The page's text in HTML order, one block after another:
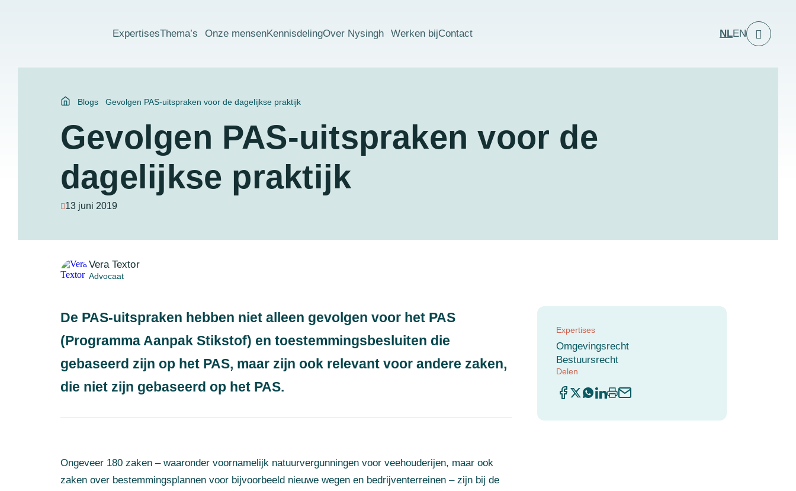
ExpertisesThema’s Onze mensenKennisdelingOver Nysingh Werken bijContact NLEN
Blogs Gevolgen PAS-uitspraken voor de dagelijkse praktijk
Gevolgen PAS-uitspraken voor de
dagelijkse praktijk
13 juni 2019
Vera Textor
Advocaat
De PAS-uitspraken hebben niet alleen gevolgen voor het PAS
(Programma Aanpak Stikstof) en toestemmingsbesluiten die
gebaseerd zijn op het PAS, maar zijn ook relevant voor andere zaken,
die niet zijn gebaseerd op het PAS.
Ongeveer 180 zaken – waaronder voornamelijk natuurvergunningen voor veehouderijen, maar ook
zaken over bestemmingsplannen voor bijvoorbeeld nieuwe wegen en bedrijventerreinen – zijn bij de
Expertises
Omgevingsrecht
Bestuursrecht
Delen